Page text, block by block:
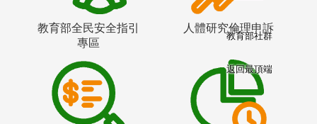
教育部全民安全指引
專區
人體研究倫理申訴
教育部社群
返回最頂端